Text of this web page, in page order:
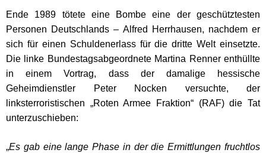
Ende 1989 tötete eine Bombe eine der geschütztesten
Personen Deutschlands – Alfred Herrhausen, nachdem er
sich für einen Schuldenerlass für die dritte Welt einsetzte.
Die linke Bundestagsabgeordnete Martina Renner enthüllte
in einem Vortrag, dass der damalige hessische
Geheimdienstler Peter Nocken versuchte, der
linksterroristischen „Roten Armee Fraktion“ (RAF) die Tat
unterzuschieben:
„Es gab eine lange Phase in der die Ermittlungen fruchtlos